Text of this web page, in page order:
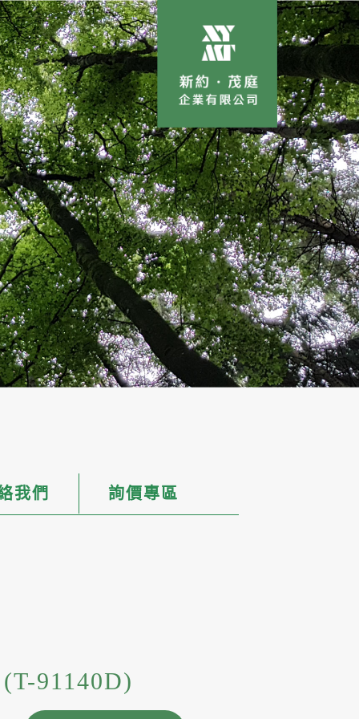
我們 詢價專區
91140D)